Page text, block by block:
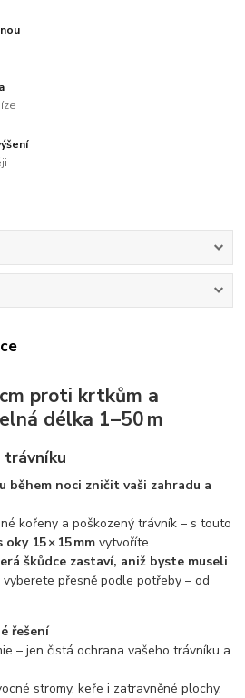
proti krtkům a
délka 1–50 m
trávníku
během noci zničit vaši zahradu a
kořeny a poškozený trávník – s touto
15 × 15 mm vytvoříte
škůdce zastaví, aniž byste museli
vyberete přesně podle potřeby – od
řešení
– jen čistá ochrana vašeho trávníku a
stromy, keře i zatravněné plochy.